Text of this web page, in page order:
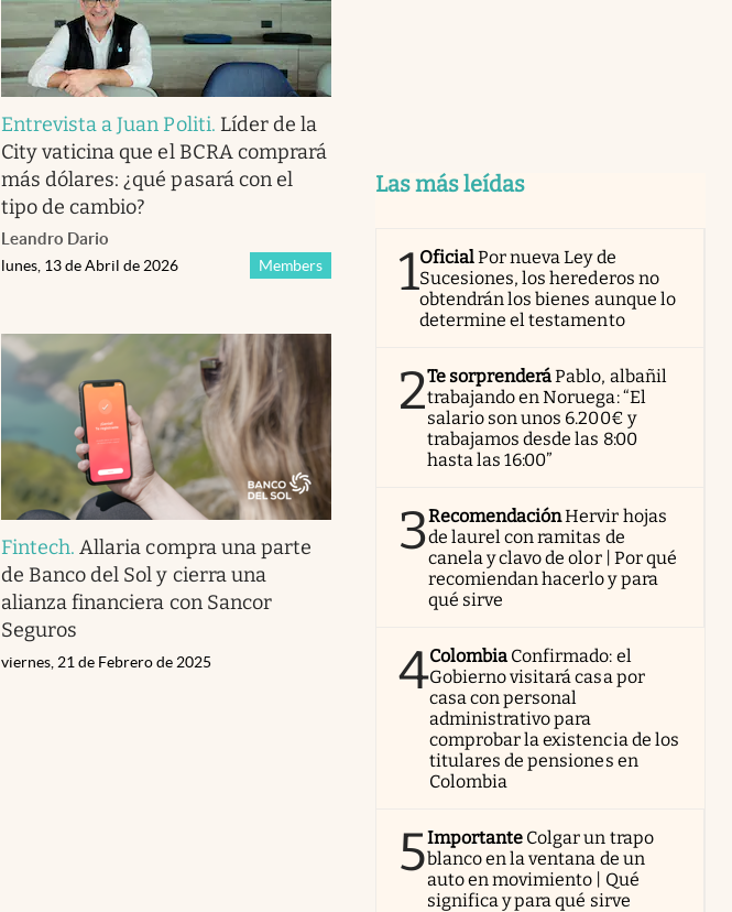
Entrevista a Juan Politi. Líder de la
City vaticina que el BCRA comprará
más dólares: ¿qué pasará con el
tipo de cambio?
Leandro Dario
Members
lunes, 13 de Abril de 2026
Fintech.Allaria compra una parte
de Banco del Sol y cierra una
alianza financiera con Sancor
Seguros
viernes, 21 de Febrero de 2025
Las más leídas
1OficialPor nueva Ley de
Sucesiones, los herederos no
obtendrán los bienes aunque lo
determine el testamento
2Te sorprenderáPablo, albañil
trabajando en Noruega: “El
salario son unos 6.200€ y
trabajamos desde las 8:00
hasta las 16:00”
3RecomendaciónHervir hojas
de laurel con ramitas de
canela y clavo de olor | Por qué
recomiendan hacerlo y para
qué sirve
4Colombia Confirmado: el
Gobierno visitará casa por
casa con personal
administrativo para
comprobar la existencia de los
titulares de pensiones en
Colombia
5Importante Colgar un trapo
blanco en la ventana de un
auto en movimiento | Qué
significa y para qué sirve